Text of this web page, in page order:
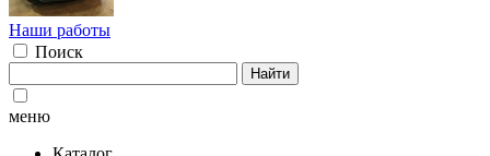
Наши работы
Поиск
Найти
меню